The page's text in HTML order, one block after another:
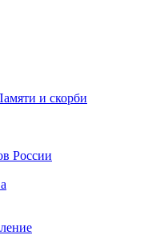
и скорби
России